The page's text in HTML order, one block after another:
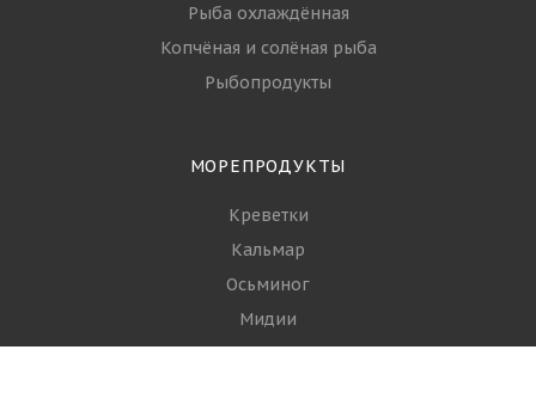
Рыба охлаждённая
Копчёная и солёная рыба
Рыбопродукты
МОРЕПРОДУКТЫ
Креветки
Кальмар
Осьминог
Мидии
Гребешки